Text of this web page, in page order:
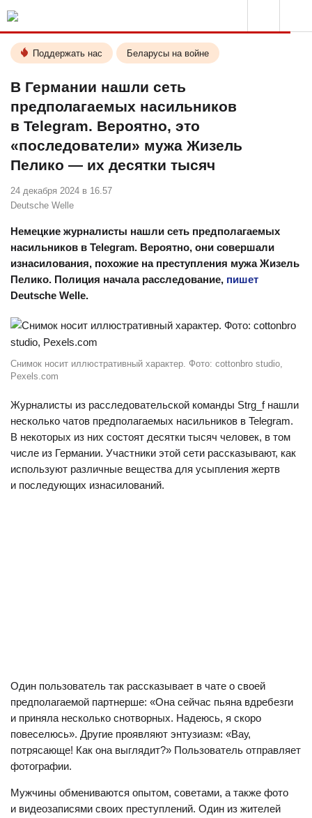
Поддержать нас Беларусы на войне
В Германии нашли сеть
предполагаемых насильников
в Telegram. Вероятно, это
«последователи» мужа Жизель
Пелико — их десятки тысяч
24 декабря 2024 в 16.57
Deutsche Welle
Немецкие журналисты нашли сеть предполагаемых
насильников в Telegram. Вероятно, они совершали
изнасилования, похожие на преступления мужа Жизель
Пелико. Полиция начала расследование, пишет
Deutsche Welle.
Снимок носит иллюстративный характер. Фото: cottonbro studio,
Pexels.com
Журналисты из расследовательской команды Strg_f нашли
несколько чатов предполагаемых насильников в Telegram.
В некоторых из них состоят десятки тысяч человек, в том
числе из Германии. Участники этой сети рассказывают, как
используют различные вещества для усыпления жертв
и последующих изнасилований.
Один пользователь так рассказывает в чате о своей
предполагаемой партнерше: «Она сейчас пьяна вдребезги
и приняла несколько снотворных. Надеюсь, я скоро
повеселюсь». Другие проявляют энтузиазм: «Вау,
потрясающе! Как она выглядит?» Пользователь отправляет
фотографии.
Мужчины обмениваются опытом, советами, а также фото
и видеозаписями своих преступлений. Один из жителей